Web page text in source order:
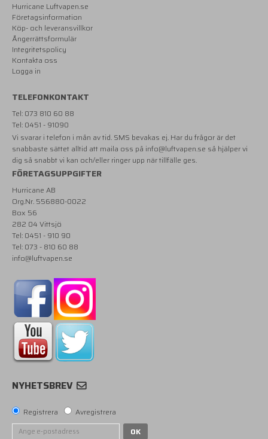
Hurricane Luftvapen.se
Företagsinformation
Köp- och leveransvillkor
Ångerrättsformulär
Integritetspolicy
Kontakta oss
Logga in
TELEFONKONTAKT
Tel: 073 810 60 88
Tel: 0451 - 91090
Vi svarar i telefon i mån av tid. SMS bevakas ej. Har du frågor är det
snabbaste sättet alltid att maila oss på info@luftvapen.se så hjälper vi
dig så snabbt vi kan och/eller ringer upp när tillfälle ges.
FÖRETAGSUPPGIFTER
Hurricane AB
Org.Nr. 556880-0022
Box 56
282 04 Vittsjö
Tel: 0451 - 910 90
Tel: 073 - 810 60 88
info@luftvapen.se
NYHETSBREV
Registrera
Avregistrera
OK